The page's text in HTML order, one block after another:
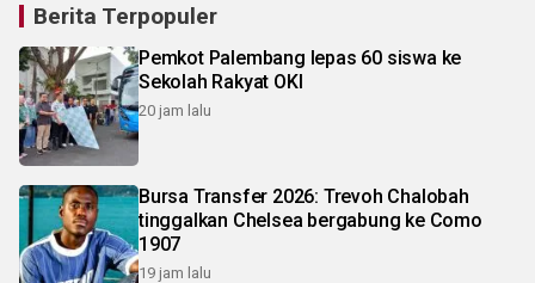
Berita Terpopuler
Pemkot Palembang lepas 60 siswa ke
Sekolah Rakyat OKI
20 jam lalu
Bursa Transfer 2026: Trevoh Chalobah
tinggalkan Chelsea bergabung ke Como
1907
19 jam lalu